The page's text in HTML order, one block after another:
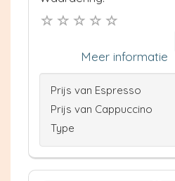
Meer informatie
Prijs van Espresso
Prijs van Cappuccino
Type